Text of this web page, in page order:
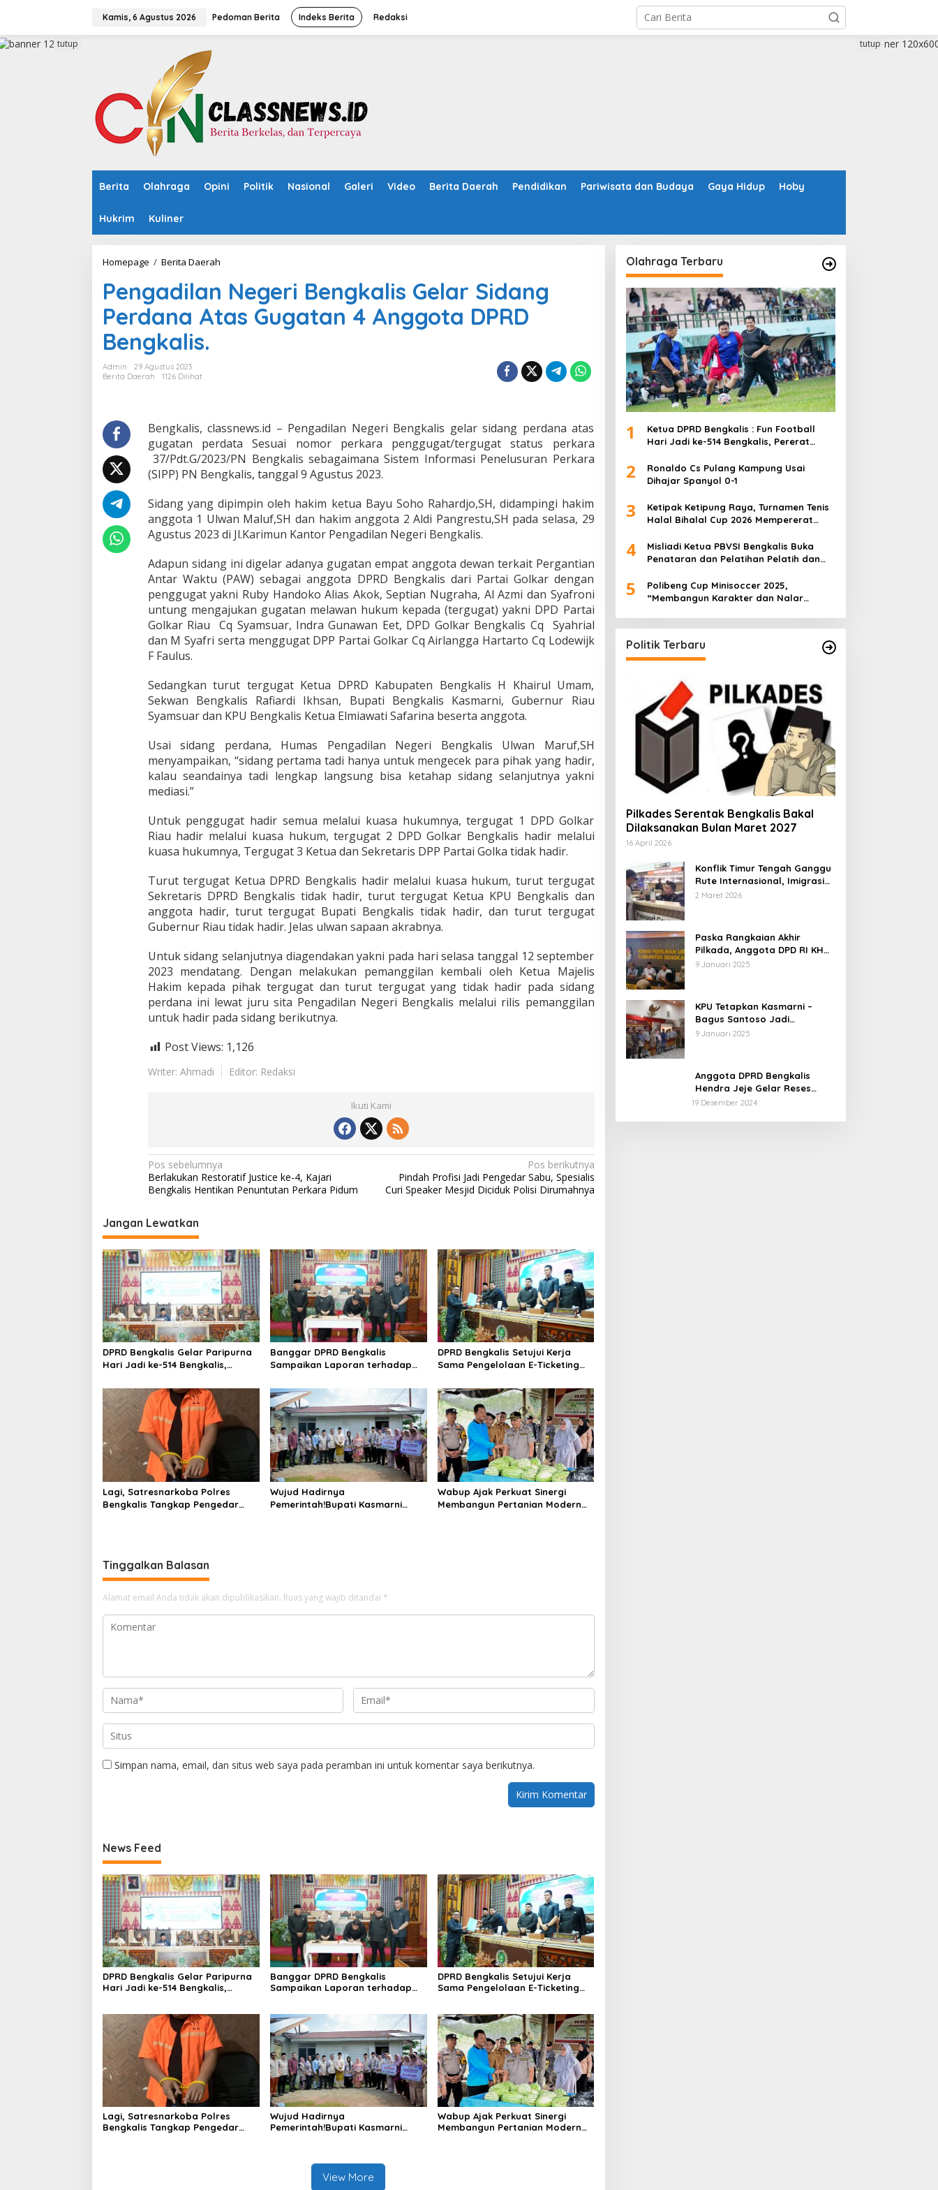
a
Kamis, 6 Agustus 2026 Pedoman Berita Indeks Berita Redaksi
Berita Olahraga Opini Politik Nasional Galeri Video Berita Daerah Pendidikan Pariwisata dan Budaya Gaya Hidup Hoby
Hukrim Kuliner
tutup tutup
Homepage / Berita Daerah
a
d
e
i
B
e
g
a
l
s
G
e
l
a
r
S
n
g
P
d
a
n
a
s
G
g
a
a
n
A
g
g
o
t
P
R
D
a
l
i
s
Pengadilan Negeri Bengkalis Gelar Sidang
Perdana Atas Gugatan 4 Anggota DPRD
Bengkalis.
Admin
29 Agustus 2023
Berita Daerah
1126 Dilihat
Bengkalis, classnews.id – Pengadilan Negeri Bengkalis gelar sidang perdana atas
gugatan perdata Sesuai nomor perkara penggugat/tergugat status perkara
37/Pdt.G/2023/PN Bengkalis sebagaimana Sistem Informasi Penelusuran Perkara
(SIPP) PN Bengkalis, tanggal 9 Agustus 2023.
Sidang yang dipimpin oleh hakim ketua Bayu Soho Rahardjo,SH, didampingi hakim
anggota 1 Ulwan Maluf,SH dan hakim anggota 2 Aldi Pangrestu,SH pada selasa, 29
Agustus 2023 di Jl.Karimun Kantor Pengadilan Negeri Bengkalis.
Adapun sidang ini digelar adanya gugatan empat anggota dewan terkait Pergantian
Antar Waktu (PAW) sebagai anggota DPRD Bengkalis dari Partai Golkar dengan
penggugat yakni Ruby Handoko Alias Akok, Septian Nugraha, Al Azmi dan Syafroni
untung mengajukan gugatan melawan hukum kepada (tergugat) yakni DPD Partai
Golkar Riau Cq Syamsuar, Indra Gunawan Eet, DPD Golkar Bengkalis Cq Syahrial
dan M Syafri serta menggugat DPP Partai Golkar Cq Airlangga Hartarto Cq Lodewijk
F Faulus.
Sedangkan turut tergugat Ketua DPRD Kabupaten Bengkalis H Khairul Umam,
Sekwan Bengkalis Rafiardi Ikhsan, Bupati Bengkalis Kasmarni, Gubernur Riau
Syamsuar dan KPU Bengkalis Ketua Elmiawati Safarina beserta anggota.
Usai sidang perdana, Humas Pengadilan Negeri Bengkalis Ulwan Maruf,SH
menyampaikan, “sidang pertama tadi hanya untuk mengecek para pihak yang hadir,
kalau seandainya tadi lengkap langsung bisa ketahap sidang selanjutnya yakni
mediasi.”
Untuk penggugat hadir semua melalui kuasa hukumnya, tergugat 1 DPD Golkar
Riau hadir melalui kuasa hukum, tergugat 2 DPD Golkar Bengkalis hadir melalui
kuasa hukumnya, Tergugat 3 Ketua dan Sekretaris DPP Partai Golka tidak hadir.
Turut tergugat Ketua DPRD Bengkalis hadir melalui kuasa hukum, turut tergugat
Sekretaris DPRD Bengkalis tidak hadir, turut tergugat Ketua KPU Bengkalis dan
anggota hadir, turut tergugat Bupati Bengkalis tidak hadir, dan turut tergugat
Gubernur Riau tidak hadir. Jelas ulwan sapaan akrabnya.
Untuk sidang selanjutnya diagendakan yakni pada hari selasa tanggal 12 september
2023 mendatang. Dengan melakukan pemanggilan kembali oleh Ketua Majelis
Hakim kepada pihak tergugat dan turut tergugat yang tidak hadir pada sidang
perdana ini lewat juru sita Pengadilan Negeri Bengkalis melalui rilis pemanggilan
untuk hadir pada sidang berikutnya.
Post Views: 1,126
Writer: Ahmadi Editor: Redaksi
Ikuti Kami
N
a
i
g
a
s
i
p
o
s
Pos sebelumnya
Berlakukan Restoratif Justice ke-4, Kajari
Bengkalis Hentikan Penuntutan Perkara Pidum
Pos berikutnya
Pindah Profisi Jadi Pengedar Sabu, Spesialis
Curi Speaker Mesjid Diciduk Polisi Dirumahnya
Jangan Lewatkan
DPRD Bengkalis Gelar Paripurna
Hari Jadi ke-514 Bengkalis,
Negeri Junjungan.
Banggar DPRD Bengkalis
Sampaikan Laporan terhadap
Pelaksanaan APBD Tahun
Anggaran 2025
DPRD Bengkalis Setujui Kerja
Sama Pengelolaan E-Ticketing
Lagi, Satresnarkoba Polres
Bengkalis Tangkap Pengedar
Wujud Hadirnya
Pemerintah!Bupati Kasmarni
Wabup Ajak Perkuat Sinergi
Membangun Pertanian Modern
Tinggalkan Balasan
Alamat email Anda tidak akan dipublikasikan. Ruas yang wajib ditandai *
Simpan nama, email, dan situs web saya pada peramban ini untuk komentar saya berikutnya.
News Feed
DPRD Bengkalis Gelar Paripurna
Hari Jadi ke-514 Bengkalis,
Banggar DPRD Bengkalis
Sampaikan Laporan terhadap
Anggaran 2025
DPRD Bengkalis Setujui Kerja
Sama Pengelolaan E-Ticketing
Lagi, Satresnarkoba Polres
Bengkalis Tangkap Pengedar
Wujud Hadirnya
Pemerintah!Bupati Kasmarni
Wabup Ajak Perkuat Sinergi
Membangun Pertanian Modern
View More
Olahraga Terbaru
1
Ketua DPRD Bengkalis : Fun Football
Hari Jadi ke-514 Bengkalis, Pererat
2
Ronaldo Cs Pulang Kampung Usai
Dihajar Spanyol 0-1
3
Ketipak Ketipung Raya, Turnamen Tenis
Halal Bihalal Cup 2026 Mempererat
4
Misliadi Ketua PBVSI Bengkalis Buka
Penataran dan Pelatihan Pelatih dan
5
Polibeng Cup Minisoccer 2025,
“Membangun Karakter dan Nalar
Politik Terbaru
Pilkades Serentak Bengkalis Bakal
Dilaksanakan Bulan Maret 2027
16 April 2026
Konflik Timur Tengah Ganggu
Rute Internasional, Imigrasi
Siapkan Langkah Antisipatif
2 Maret 2026
Paska Rangkaian Akhir
Pilkada, Anggota DPD RI KH
Muhammad Mursyid
9 Januari 2025
KPU Tetapkan Kasmarni –
Bagus Santoso Jadi
Pemenang Pilkada 2024
9 Januari 2025
Anggota DPRD Bengkalis
Hendra Jeje Gelar Reses
Perdana
19 Desember 2024